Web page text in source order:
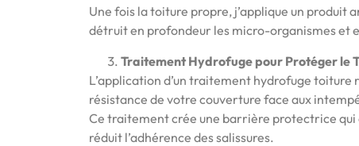
Une fois la toiture propre, j’applique un produit
détruit en profondeur les micro-organismes et
Traitement Hydrofuge pour Protéger le
L’application d’un traitement hydrofuge toiture
résistance de votre couverture face aux
Ce traitement crée une barrière protectrice qui
réduit l’adhérence des salissures.